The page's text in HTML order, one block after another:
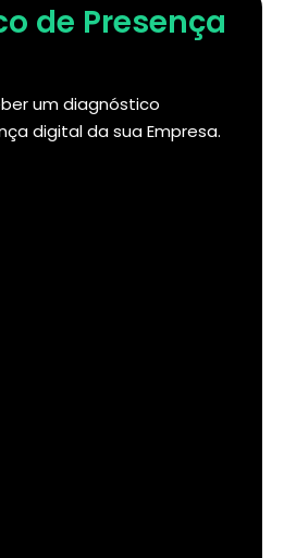
de Presença
um diagnóstico
digital da sua Empresa.